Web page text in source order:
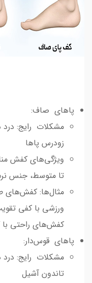
پاهای صاف:
مشکلات رایج: درد
زودرس پاها
ویژگی‌های کفش
تا متوسط، جنس
مثال‌ها: کفش‌های
ورزشی با کفی
کفش‌های راحتی با
پاهای قوس‌دار:
مشکلات رایج: درد
تاندون آشیل